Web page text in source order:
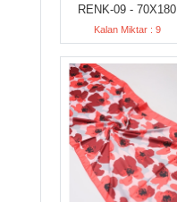
RENK-09 - 70X180
Kalan Miktar : 9